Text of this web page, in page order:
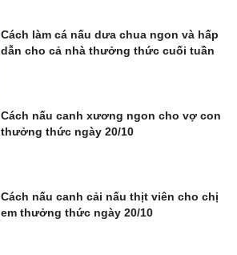
Cách làm cá nấu dưa chua ngon và hấp
dẫn cho cả nhà thưởng thức cuối tuần
Cách nấu canh xương ngon cho vợ con
thưởng thức ngày 20/10
Cách nấu canh cải nấu thịt viên cho chị
em thưởng thức ngày 20/10